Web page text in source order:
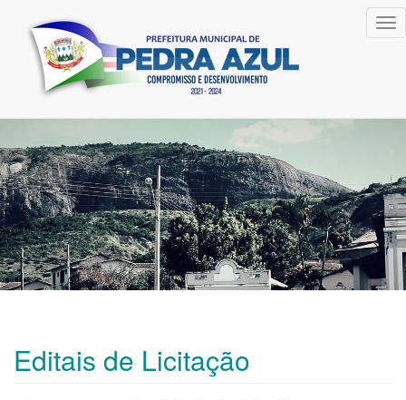
Editais de Licitação